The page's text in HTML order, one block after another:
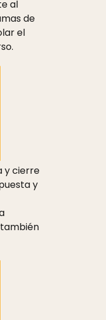
al
de
el
y cierre
y